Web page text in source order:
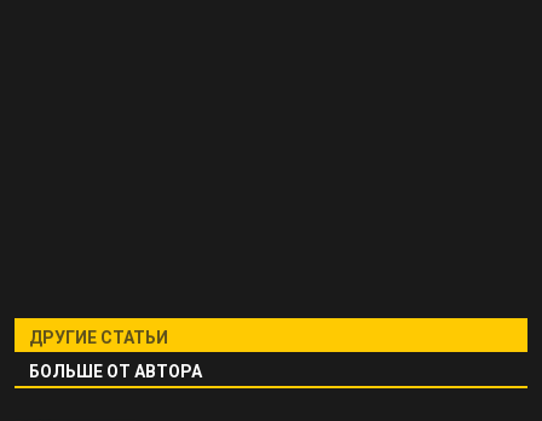
ДРУГИЕ СТАТЬИ
БОЛЬШЕ ОТ АВТОРА